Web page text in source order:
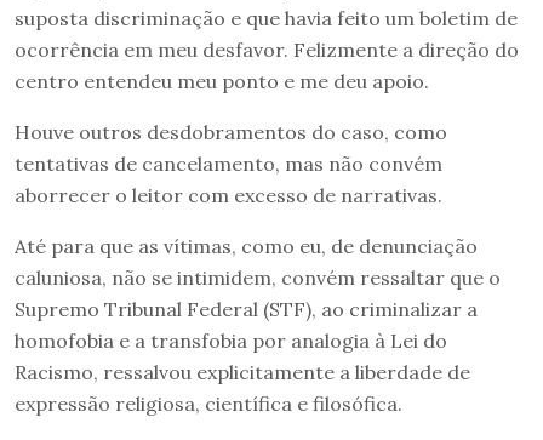
suposta discriminação e que havia feito um boletim de
ocorrência em meu desfavor. Felizmente a direção do
centro entendeu meu ponto e me deu apoio.
Houve outros desdobramentos do caso, como
tentativas de cancelamento, mas não convém
aborrecer o leitor com excesso de narrativas.
Até para que as vítimas, como eu, de denunciação
caluniosa, não se intimidem, convém ressaltar que o
Supremo Tribunal Federal (STF), ao criminalizar a
homofobia e a transfobia por analogia à Lei do
Racismo, ressalvou explicitamente a liberdade de
expressão religiosa, científica e filosófica.